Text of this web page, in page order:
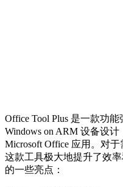
Office Tool Plus 是一款功
Windows on ARM 设备设
Microsoft Office 应用。对
这款工具极大地提升了效
的一些亮点：